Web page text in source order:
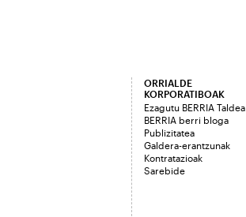
ORRIALDE
KORPORATIBOAK
Ezagutu BERRIA Taldea
BERRIA berri bloga
Publizitatea
Galdera-erantzunak
Kontratazioak
Sarebide